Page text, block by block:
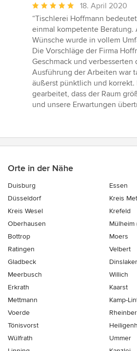
Durchschnittliche
Bewertung:
5
von
5
Sternen
18. April 2020
“Tischlerei Hoffmann
einmal kompetente Beratung.
Wünsche wurde in vollem
Die Vorschläge der Firma
Geschmack und verbesserten
Ausführung der Arbeiten war
äußerst pünktlich und korrekt.
gearbeitet, dass der Raum
und unsere Erwartungen
Orte in der Nähe
Duisburg
Essen
Düsseldorf
Kreis
Kreis Wesel
Krefeld
Oberhausen
Mülheim
Bottrop
Moers
Ratingen
Velbert
Gladbeck
Meerbusch
Willich
Erkrath
Kaarst
Mettmann
Kamp-
Voerde
Tönisvorst
Wülfrath
Ummer